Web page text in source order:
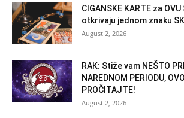
CIGANSKE KARTE za
otkrivaju jednom znaku
August 2, 2026
RAK: Stiže vam NEŠTO
NAREDNOM PERIODU,
PROČITAJTE!
August 2, 2026